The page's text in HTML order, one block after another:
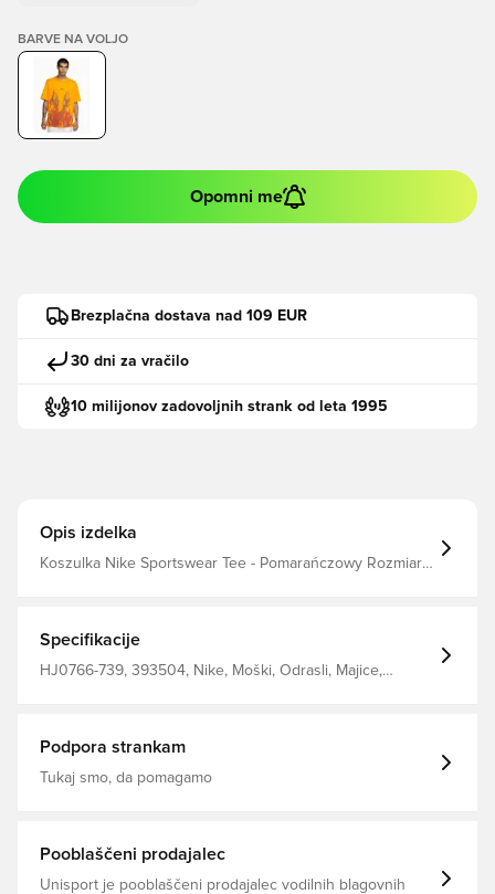
BARVE NA VOLJO
Opomni me
Brezplačna dostava nad 109 EUR
30 dni za vračilo
10 milijonov zadovoljnih strank od leta 1995
Opis izdelka
Koszulka Nike Sportswear Tee - Pomarańczowy Rozmiar:
Specifikacije
HJ0766-739, 393504, Nike, Moški, Odrasli, Majice,
Podpora strankam
Tukaj smo, da pomagamo
Pooblaščeni prodajalec
Unisport je pooblaščeni prodajalec vodilnih blagovnih